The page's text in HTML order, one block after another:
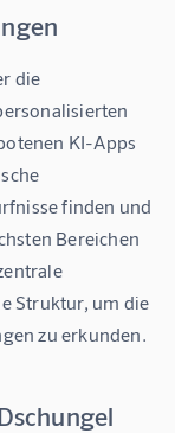
die
KI-Apps
finden und
Bereichen
Struktur, um die
zu erkunden.